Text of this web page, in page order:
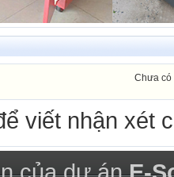
Chưa có
viết nhận xét